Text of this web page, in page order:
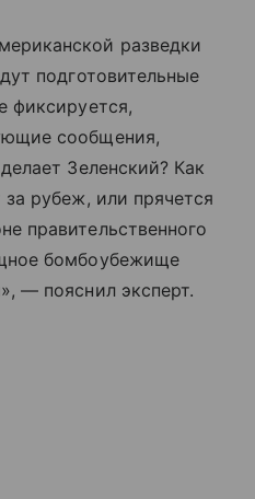
разведки
подготовительные
фиксируется,
сообщения,
Зеленский? Как
рубеж, или прячется
правительственного
бомбоубежище
— пояснил эксперт.